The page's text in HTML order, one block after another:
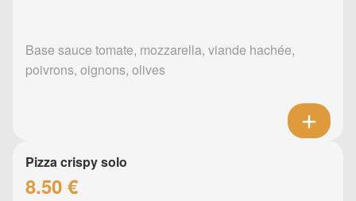
Base sauce tomate, mozzarella, viande hachée,
poivrons, oignons, olives
Pizza crispy solo
8.50 €